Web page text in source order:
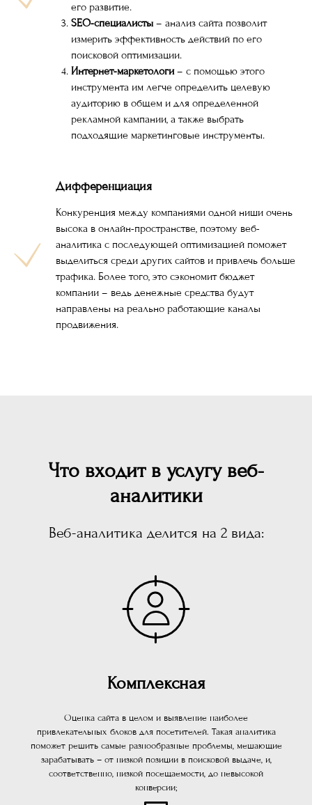
его развитие.
SEO-специалисты – анализ сайта позволит
измерить эффективность действий по его
поисковой оптимизации.
Интернет-маркетологи– с помощью этого
инструмента им легче определить целевую
аудиторию в общем и для определенной
рекламной кампании, а также выбрать
подходящие маркетинговые инструменты.
Дифференциация
Конкуренция между компаниями одной ниши очень
высока в онлайн-пространстве, поэтому веб-
аналитика с последующей оптимизацией поможет
выделиться среди других сайтов и привлечь больше
трафика. Более того, это сэкономит бюджет
компании – ведь денежные средства будут
направлены на реально работающие каналы
продвижения.
Что входит в услугу веб-
аналитики
Веб-аналитика делится на 2 вида:
Комплексная
Оценка сайта в целом и выявление наиболее
привлекательных блоков для посетителей. Такая аналитика
поможет решить самые разнообразные проблемы, мешающие
зарабатывать – от низкой позиции в поисковой выдаче, и,
соответственно, низкой посещаемости, до невысокой
конверсии;